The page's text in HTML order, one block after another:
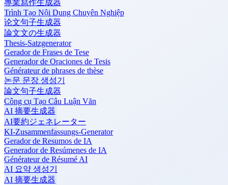
專業寫作生成器
Trình Tạo Nội Dung Chuyên Nghiệp
论文句子生成器
論文文の生成器
Thesis-Satzgenerator
Gerador de Frases de Tese
Generador de Oraciones de Tesis
Générateur de phrases de thèse
논문 문장 생성기
論文句子生成器
Công cụ Tạo Câu Luận Văn
AI 摘要生成器
AI要約ジェネレーター
KI-Zusammenfassungs-Generator
Gerador de Resumos de IA
Generador de Resúmenes de IA
Générateur de Résumé AI
AI 요약 생성기
AI 摘要生成器